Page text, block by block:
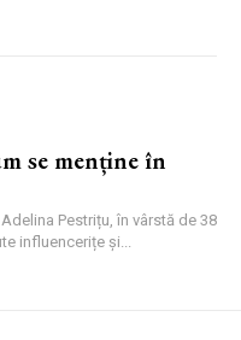
se menține în
influencerițe și...